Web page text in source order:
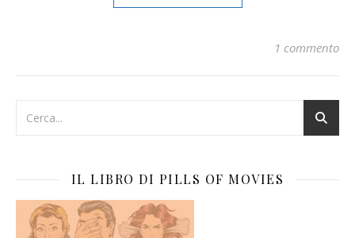
1 commento
IL LIBRO DI PILLS OF MOVIES